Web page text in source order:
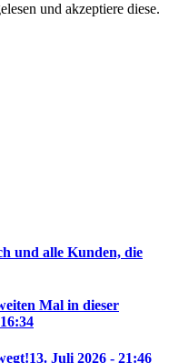
und akzeptiere diese.
und alle Kunden, die
Mal in dieser
13. Juli 2026 - 21:46